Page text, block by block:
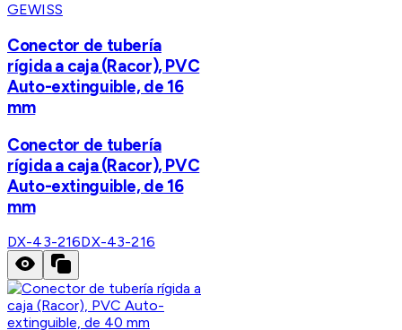
GEWISS
Conector de tubería
rígida a caja (Racor), PVC
Auto-extinguible, de 16
mm
Conector de tubería
rígida a caja (Racor), PVC
Auto-extinguible, de 16
mm
DX-43-216DX-43-216